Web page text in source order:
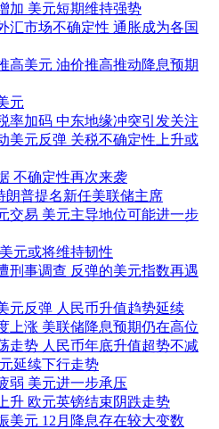
加 美元短期维持强势
汇市场不确定性 通胀成为各国
高美元 油价推高推动降息预期
元
率加码 中东地缘冲突引发关注
美元反弹 关税不确定性上升或
不确定性再次来袭
朗普提名新任美联储主席
交易 美元主导地位可能进一步
元或将维持韧性
刑事调查 反弹的美元指数再遇
元反弹 人民币升值趋势延续
上涨 美联储降息预期仍在高位
走势 人民币年底升值超势不减
延续下行走势
弱 美元进一步承压
升 欧元英镑结束阴跌走势
美元 12月降息存在较大变数